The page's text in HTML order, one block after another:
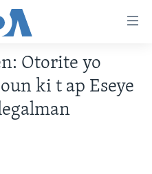
Otorite yo
ki t ap Eseye